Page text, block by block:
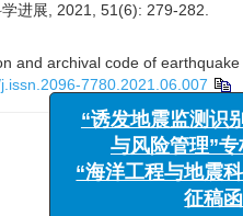
进展, 2021, 51(6): 279-282.
and archival code of
7780.2021.06.007
“诱发地震监测识别、案
与风险管理”专栏征
“海洋工程与地震科学进
征稿函